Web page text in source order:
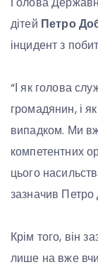
дітей Петро
інцидент з
“І як голова
громадянин, і
випадком. Ми
компетентних
цього
зазначив
Крім того, він
лише на вже